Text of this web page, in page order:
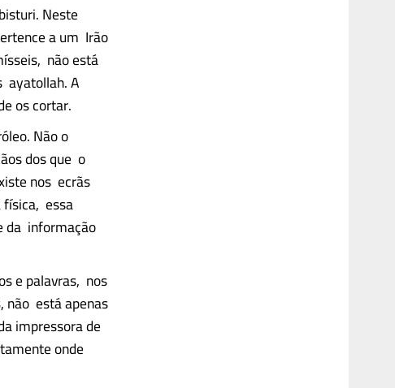
Neste
a um Irão
não está
ayatollah. A
os cortar.
Não o
dos que o
nos ecrãs
física, essa
da informação
e palavras, nos
não está apenas
impressora de
onde